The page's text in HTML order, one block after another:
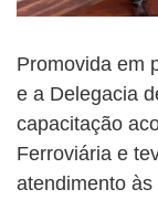
Promovida em
e a Delegacia
capacitação
Ferroviária e
atendimento